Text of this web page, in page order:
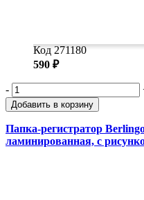
Код 271180
590 ₽
-
Добавить в корзину
Папка-регистратор
ламинированная, с